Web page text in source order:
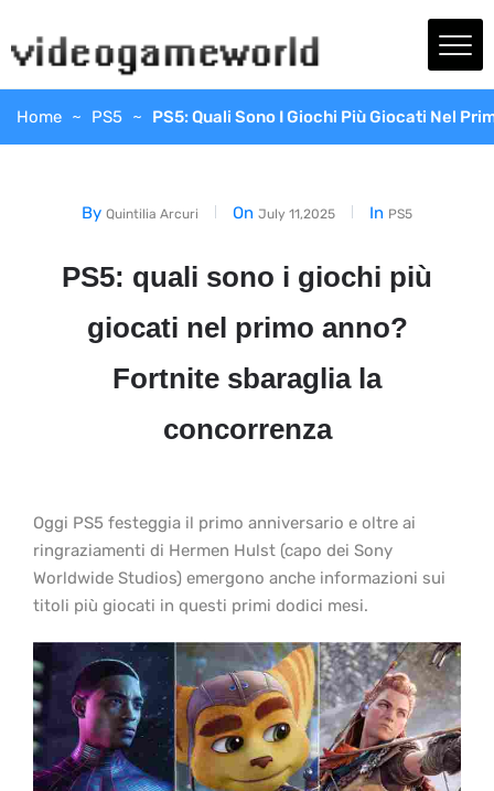
Home PS5 PS5: Quali Sono I Giochi Più Giocati Nel
By Quintilia Arcuri On July 11,2025 In PS5
PS5: quali sono i giochi più
giocati nel primo anno?
Fortnite sbaraglia la
concorrenza
Oggi PS5 festeggia il primo anniversario e oltre ai
ringraziamenti di Hermen Hulst (capo dei Sony
Worldwide Studios) emergono anche informazioni sui
titoli più giocati in questi primi dodici mesi.